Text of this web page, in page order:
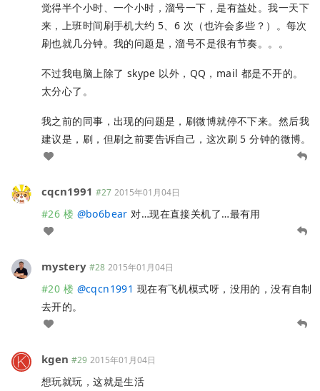
觉得半个小时、一个小时，溜号一下，是有益处。我一天下
来，上班时间刷手机大约 5、6 次（也许会多些？）。每次
刷也就几分钟。我的问题是，溜号不是很有节奏。。。
不过我电脑上除了 skype 以外，QQ，mail 都是不开的。
太分心了。
我之前的同事，出现的问题是，刷微博就停不下来。然后我
建议是，刷，但刷之前要告诉自己，这次刷 5 分钟的微博。
cqcn1991 #27 2015年01月04日
#26 楼 @bo6bear 对…现在直接关机了…最有用
mystery #28 2015年01月04日
#20 楼 @cqcn1991 现在有飞机模式呀，没用的，没有自制
去开的。
kgen #29 2015年01月04日
想玩就玩，这就是生活